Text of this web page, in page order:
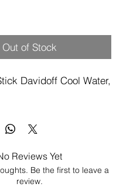
Out of Stock
Davidoff Cool Water,
Reviews Yet
Be the first to leave a
review.